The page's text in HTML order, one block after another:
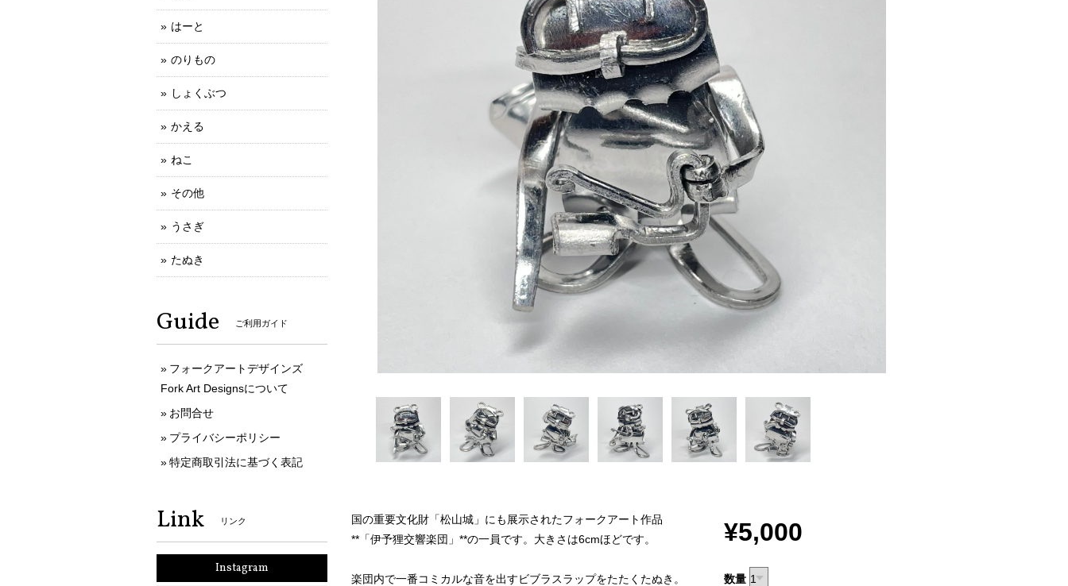
国の重要文化財「松山城」にも展示されたフォークアート作品
**「伊予狸交響楽団」**の一員です。大きさは6cmほどです。
楽団内で一番コミカルな音を出すビブラスラップをたたくたぬき。
¥5,000
数量
はーと
のりもの
しょくぶつ
かえる
ねこ
その他
うさぎ
たぬき
Guide ご利用ガイド
フォークアートデザインズ
Fork Art Designsについて
お問合せ
プライバシーポリシー
特定商取引法に基づく表記
Link リンク
Instagram